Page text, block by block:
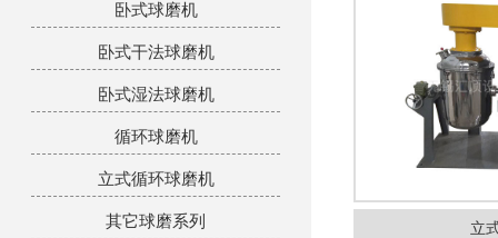
卧式球磨机
卧式干法球磨机
卧式湿法球磨机
循环球磨机
立式循环球磨机
其它球磨系列 立